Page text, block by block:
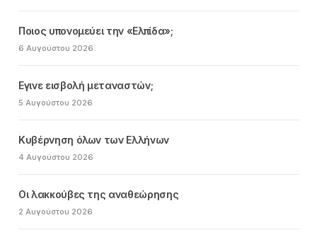
Ποιος υπονομεύει την «Ελπίδα»;
6 Αυγούστου 2026
Εγινε εισβολή μεταναστών;
5 Αυγούστου 2026
Κυβέρνηση όλων των Ελλήνων
4 Αυγούστου 2026
Οι λακκούβες της αναθεώρησης
2 Αυγούστου 2026